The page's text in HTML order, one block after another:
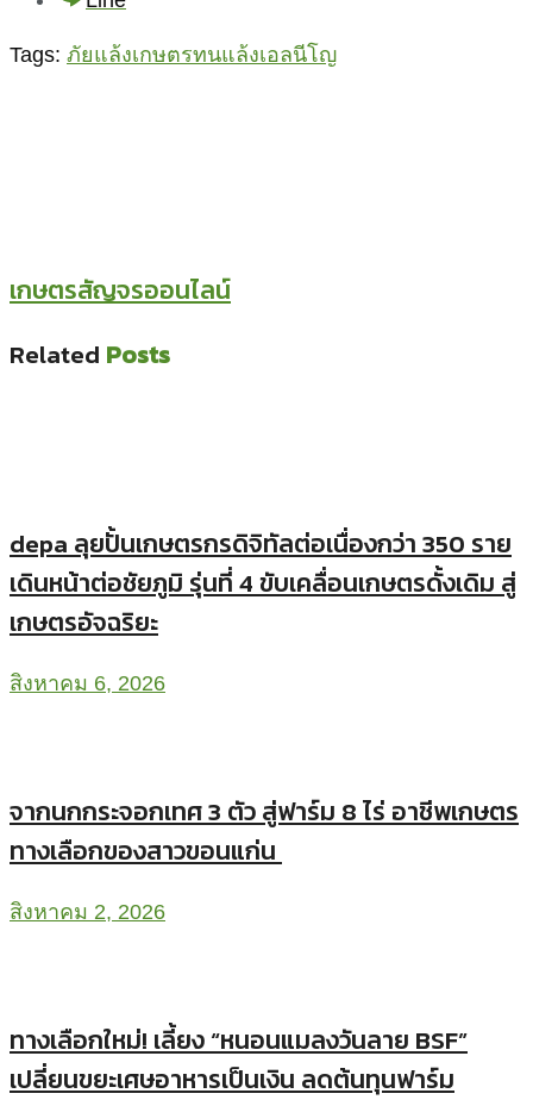
Tags: ภัยแล้งเกษตรทนแล้งเอลนีโญ
เกษตรสัญจรออนไลน์
Related Posts
depa ลุยปั้นเกษตรกรดิจิทัลต่อเนื่องกว่า 350 ราย
เดินหน้าต่อชัยภูมิ รุ่นที่ 4 ขับเคลื่อนเกษตรดั้งเดิม สู่
เกษตรอัจฉริยะ
สิงหาคม 6, 2026
จากนกกระจอกเทศ 3 ตัว สู่ฟาร์ม 8 ไร่ อาชีพเกษตร
ทางเลือกของสาวขอนแก่น
สิงหาคม 2, 2026
ทางเลือกใหม่! เลี้ยง “หนอนแมลงวันลาย BSF”
เปลี่ยนขยะเศษอาหารเป็นเงิน ลดต้นทุนฟาร์ม